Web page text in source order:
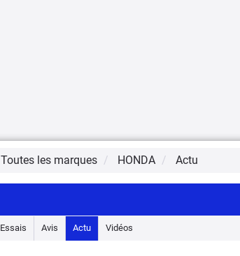
Toutes les marques HONDA Actu
Essais Avis Actu Vidéos